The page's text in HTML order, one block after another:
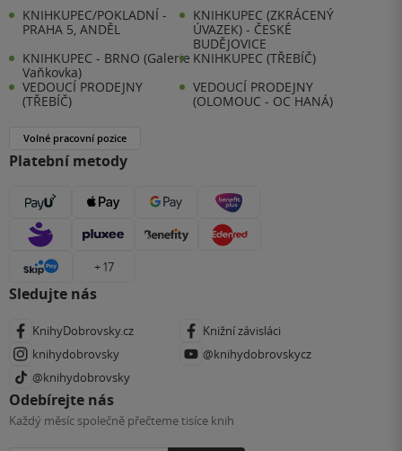
KNIHKUPEC/POKLADNÍ -
PRAHA 5, ANDĚL
KNIHKUPEC (ZKRÁCENÝ
ÚVAZEK) - ČESKÉ
BUDĚJOVICE
KNIHKUPEC - BRNO (Galerie
Vaňkovka)
KNIHKUPEC (TŘEBÍČ)
VEDOUCÍ PRODEJNY
(TŘEBÍČ)
VEDOUCÍ PRODEJNY
(OLOMOUC - OC HANÁ)
Volné pracovní pozice
Platební metody
+ 17
Sledujte nás
KnihyDobrovsky.cz
Knižní závisláci
knihydobrovsky
@knihydobrovskycz
@knihydobrovsky
Odebírejte nás
Každý měsíc společně přečteme tisíce knih